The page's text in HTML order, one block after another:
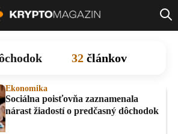
32 článkov
Ekonomika
Sociálna poisťovňa zaznamenala
nárast žiadostí o predčasný dôchodok